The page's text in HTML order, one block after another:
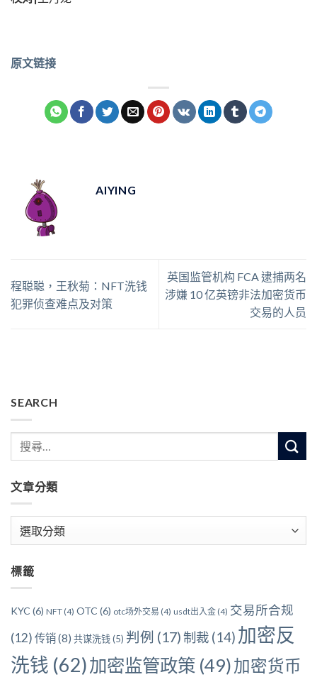
原文链接
AIYING
程聪聪，王秋菊：NFT洗钱
犯罪侦查难点及对策
英国监管机构 FCA 逮捕两名
涉嫌 10 亿英镑非法加密货币
交易的人员
SEARCH
文章分類
類
標籤
KYC (6) NFT (4) OTC (6) otc场外交易 (4) usdt出入金 (4) 交易所合规
(12) 传销(8) 共谋洗钱(5) 判例 (17)制裁 (14) 加密反
洗钱 (62)加密监管政策 (49)加密货币